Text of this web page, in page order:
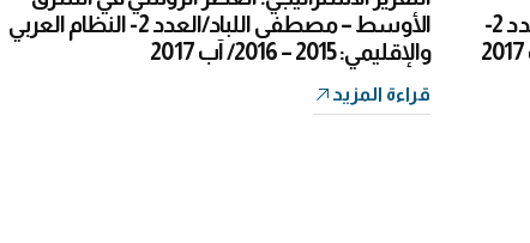
السياسية الإقليمية – قاسم عزالدين/العدد 2-
الأوسط – مصطفى اللباد/العدد 2- النظام العربي
والإقليمي: 2015 – 2016/ آب 2017
قراءة المزيد